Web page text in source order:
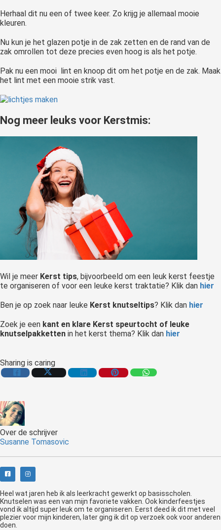
Herhaal dit nu een of twee keer. Zo krijg je allemaal mooie
kleuren.
Nu kun je het glazen potje in de zak zetten en de rand van de
zak omrollen tot deze precies even hoog is als het potje.
Pak nu een mooi lint en knoop dit om het potje en de zak. Maak
het lint met een mooie strik vast.
Nog meer leuks voor Kerstmis:
Wil je meer Kerst tips, bijvoorbeeld om een leuk kerst feestje
te organiseren of voor een leuke kerst traktatie? Klik dan hier
Ben je op zoek naar leuke Kerst knutseltips? Klik dan hier
Zoek je een kant en klare Kerst speurtocht of leuke
knutselpakketten in het kerst thema? Klik dan hier
Sharing is caring
Over de schrijver
Susanne Tomasovic
Heel wat jaren heb ik als leerkracht gewerkt op basisscholen.
Knutselen was een van mijn favoriete vakken. Ook kinderfeestjes
vond ik altijd super leuk om te organiseren. Eerst deed ik dit met veel
plezier voor mijn kinderen, later ging ik dit op verzoek ook voor anderen
doen.